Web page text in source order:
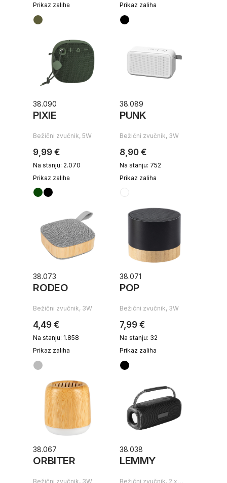
Prikaz zaliha
Prikaz zaliha
38.090
PIXIE
Bežični zvučnik, 5W
9,99 €
Na stanju: 2.070
Prikaz zaliha
38.089
PUNK
Bežični zvučnik, 3W
8,90 €
Na stanju: 752
Prikaz zaliha
38.073
RODEO
Bežični zvučnik, 3W
4,49 €
Na stanju: 1.858
Prikaz zaliha
38.071
POP
Bežični zvučnik, 3W
7,99 €
Na stanju: 32
Prikaz zaliha
38.067
ORBITER
Bežični zvučnik, 3W
38.038
LEMMY
Bežični zvučnik, 2 x…